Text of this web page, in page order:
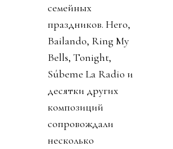
семейных
праздников. Hero,
Bailando, Ring My
Bells, Tonight,
Súbeme La Radio и
десятки других
композиций
сопровождали
несколько